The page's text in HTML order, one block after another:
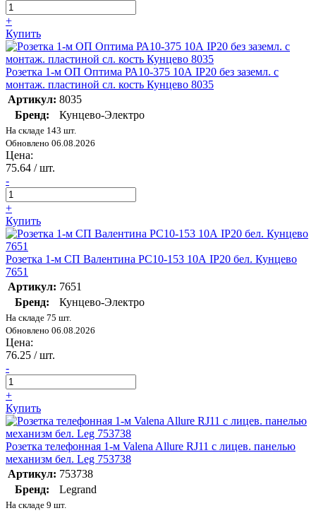
+
Купить
Розетка 1-м ОП Оптима РА10-375 10А IP20 без заземл. с
монтаж. пластиной сл. кость Кунцево 8035
Артикул: 8035
Бренд:
Кунцево-Электро
На складе 143 шт.
Обновлено 06.08.2026
Цена:
75.64 / шт.
-
+
Купить
Розетка 1-м СП Валентина РС10-153 10А IP20 бел. Кунцево
7651
Артикул: 7651
Бренд:
Кунцево-Электро
На складе 75 шт.
Обновлено 06.08.2026
Цена:
76.25 / шт.
-
+
Купить
Розетка телефонная 1-м Valena Allure RJ11 с лицев. панелью
механизм бел. Leg 753738
Артикул: 753738
Бренд:
Legrand
На складе 9 шт.